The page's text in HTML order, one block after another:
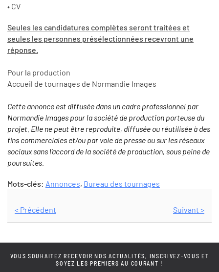
• CV
Seules les candidatures complètes seront traitées et
seules les personnes présélectionnées recevront une
réponse.
Pour la production
Accueil de tournages de Normandie Images
Cette annonce est diffusée dans un cadre professionnel par
Normandie Images pour la société de production porteuse du
projet. Elle ne peut être reproduite, diffusée ou réutilisée à des
fins commerciales et/ou par voie de presse ou sur les réseaux
sociaux sans l’accord de la société de production, sous peine de
poursuites.
Mots-clés: Annonces, Bureau des tournages
< Précédent Suivant >
VOUS SOUHAITEZ RECEVOIR NOS ACTUALITÉS, INSCRIVEZ-VOUS ET
SOYEZ LES PREMIERS AU COURANT !